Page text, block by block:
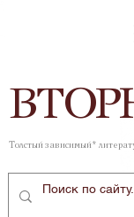
ВТОР
Толстый зависимый*